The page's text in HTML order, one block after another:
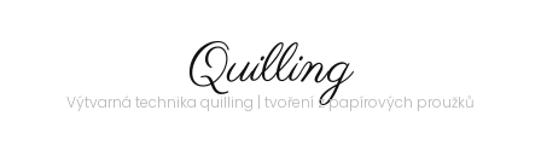
Quilling
Výtvarná technika quilling | tvoření z papírových proužků